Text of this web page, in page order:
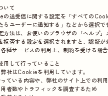
いて
の送受信に関する設定を「すべての
らユーザーに通知する」などから選択
法は、お使いのブラウザの「ヘルプ」
拒否する設定を選択されますと、認証が
種サービスの利用上、制約を受ける場
して行っていること
社はCookieを利用しています。
っている内容や、弊社のサイト上での
者数やトラフィックを調査するため